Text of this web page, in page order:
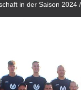
in der Saison 2024